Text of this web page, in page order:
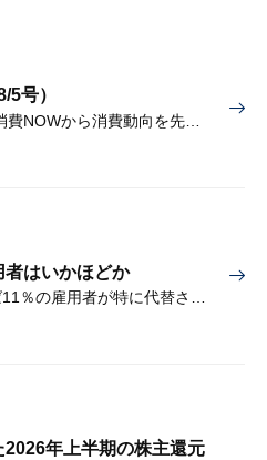
号）
はいかほどか
直近で4％、AI活用が広がれば11％の雇用者が特に代替されやすい
年上半期の株主還元